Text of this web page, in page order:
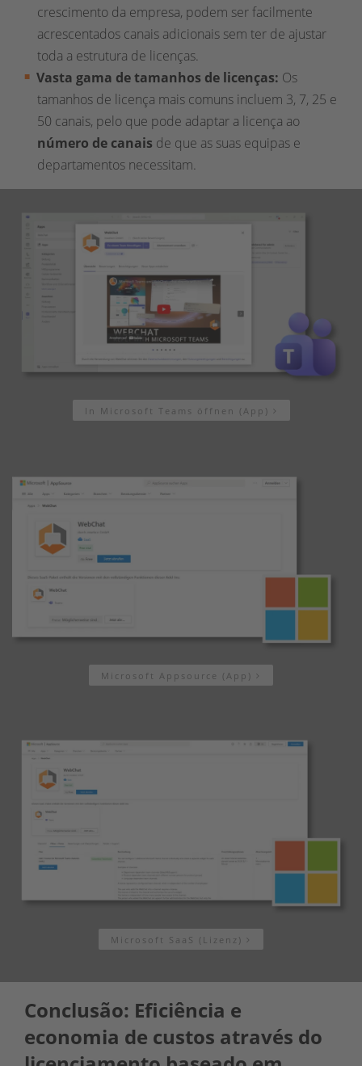
crescimento da empresa, podem ser facilmente
acrescentados canais adicionais sem ter de ajustar
toda a estrutura de licenças.
Vasta gama de tamanhos de licenças: Os
tamanhos de licença mais comuns incluem 3, 7, 25 e
50 canais, pelo que pode adaptar a licença ao
número de canais de que as suas equipas e
departamentos necessitam.
In Microsoft Teams öffnen (App)
Microsoft Appsource (App)
Microsoft SaaS (Lizenz)
Conclusão: Eficiência e
economia de custos através do